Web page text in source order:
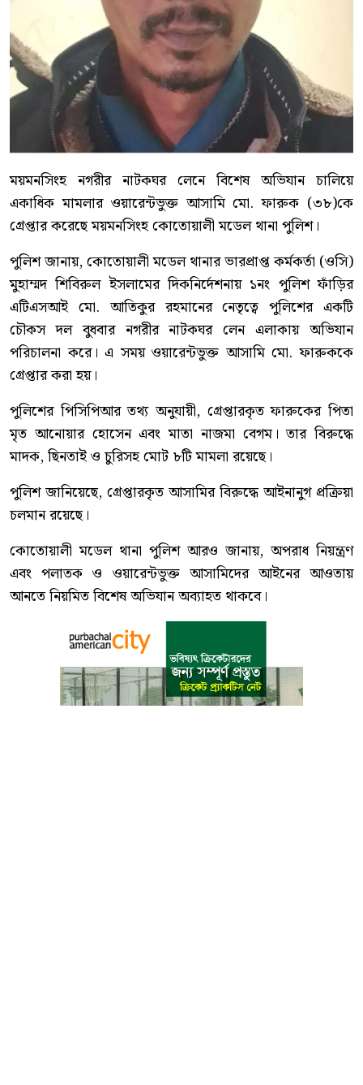
ময়মনসিংহ নগরীর নাটকঘর লেনে বিশেষ অভিযান চালিয়ে
একাধিক মামলার ওয়ারেন্টভুক্ত আসামি মো. ফারুক (৩৮)কে
গ্রেপ্তার করেছে ময়মনসিংহ কোতোয়ালী মডেল থানা পুলিশ।
পুলিশ জানায়, কোতোয়ালী মডেল থানার ভারপ্রাপ্ত কর্মকর্তা (ওসি)
মুহাম্মদ শিবিরুল ইসলামের দিকনির্দেশনায় ১নং পুলিশ ফাঁড়ির
এটিএসআই মো. আতিকুর রহমানের নেতৃত্বে পুলিশের একটি
চৌকস দল বুধবার নগরীর নাটকঘর লেন এলাকায় অভিযান
পরিচালনা করে। এ সময় ওয়ারেন্টভুক্ত আসামি মো. ফারুককে
গ্রেপ্তার করা হয়।
পুলিশের পিসিপিআর তথ্য অনুযায়ী, গ্রেপ্তারকৃত ফারুকের পিতা
মৃত আনোয়ার হোসেন এবং মাতা নাজমা বেগম। তার বিরুদ্ধে
মাদক, ছিনতাই ও চুরিসহ মোট ৮টি মামলা রয়েছে।
পুলিশ জানিয়েছে, গ্রেপ্তারকৃত আসামির বিরুদ্ধে আইনানুগ প্রক্রিয়া
চলমান রয়েছে।
কোতোয়ালী মডেল থানা পুলিশ আরও জানায়, অপরাধ নিয়ন্ত্রণ
এবং পলাতক ও ওয়ারেন্টভুক্ত আসামিদের আইনের আওতায়
আনতে নিয়মিত বিশেষ অভিযান অব্যাহত থাকবে।